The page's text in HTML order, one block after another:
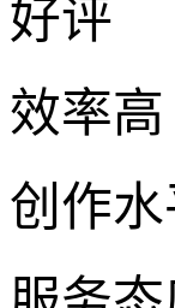
好评
效率高
创作